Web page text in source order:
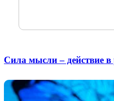
Сила мысли – действие